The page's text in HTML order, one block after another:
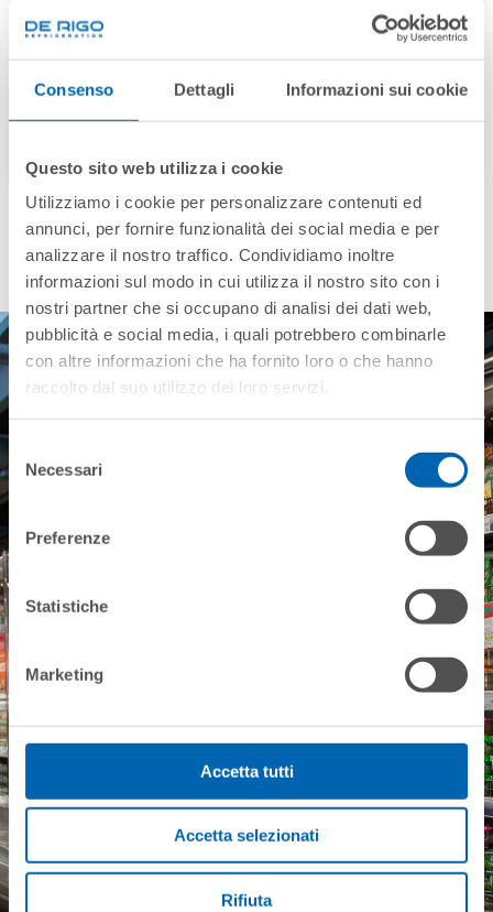
Consenso Dettagli Informazioni sui cookie
Questo sito web utilizza i cookie
Utilizziamo i cookie per personalizzare contenuti ed
annunci, per fornire funzionalità dei social media e per
analizzare il nostro traffico. Condividiamo inoltre
informazioni sul modo in cui utilizza il nostro sito con i
nostri partner che si occupano di analisi dei dati web,
pubblicità e social media, i quali potrebbero combinarle
con altre informazioni che ha fornito loro o che hanno
raccolto dal suo utilizzo dei loro servizi.
del
consenso
Necessari
Preferenze
Statistiche
Marketing
Accetta tutti
Accetta selezionati
Rifiuta
Choose the solution
that best suits your